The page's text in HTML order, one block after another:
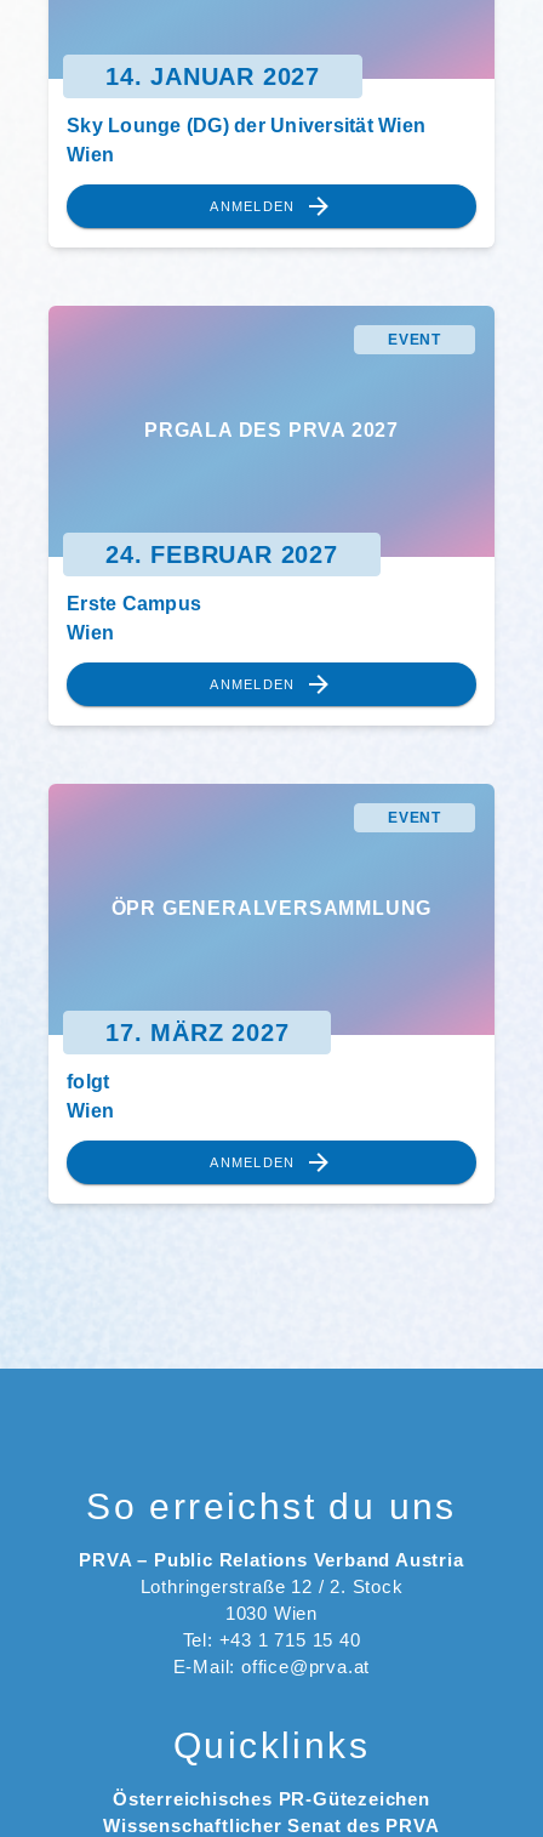
14. JANUAR 2027
Sky Lounge (DG) der Universität Wien
Wien
ANMELDEN
EVENT
PRGALA DES PRVA 2027
24. FEBRUAR 2027
Erste Campus
Wien
ANMELDEN
EVENT
ÖPR GENERALVERSAMMLUNG
17. MÄRZ 2027
folgt
Wien
ANMELDEN
So erreichst du uns
PRVA – Public Relations Verband Austria
Lothringerstraße 12 / 2. Stock
1030 Wien
Tel: +43 1 715 15 40
E-Mail: office@prva.at
Quicklinks
Österreichisches PR-Gütezeichen
Wissenschaftlicher Senat des PRVA